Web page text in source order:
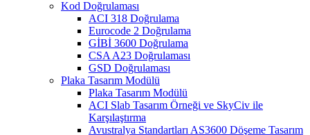
Kod Doğrulaması
ACI 318 Doğrulama
Eurocode 2 Doğrulama
GİBİ 3600 Doğrulama
CSA A23 Doğrulaması
GSD Doğrulaması
Plaka Tasarım Modülü
Plaka Tasarım Modülü
ACI Slab Tasarım Örneği ve SkyCiv ile
Karşılaştırma
Avustralya Standartları AS3600 Döşeme Tasarım